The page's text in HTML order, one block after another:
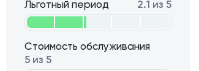
Льготный период 2.1 из 5
Стоимость обслуживания
5 из 5